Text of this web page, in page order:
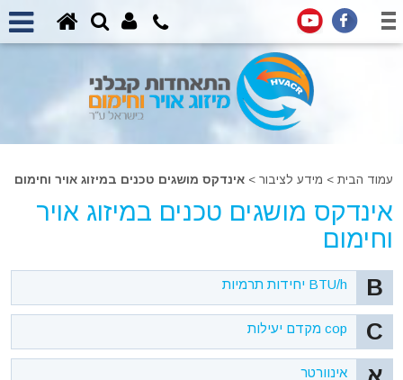
עמוד הבית > מידע לציבור >אינדקס מושגים טכנים במיזוג אויר וחימום
אינדקס מושגים טכנים במיזוג אויר
וחימום
B BTU/h יחידות תרמיות
C cop מקדם יעילות
אינוורטר